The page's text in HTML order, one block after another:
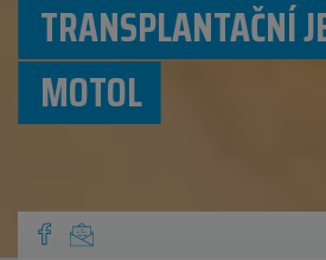
TRANSPLANTAČNÍ
MOTOL